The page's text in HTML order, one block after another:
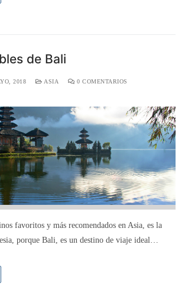
de Bali
2018 ASIA 0 COMENTARIOS
favoritos y más recomendados en Asia, es la
porque Bali, es un destino de viaje ideal…